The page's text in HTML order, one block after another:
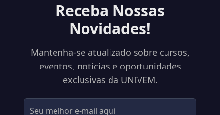
Receba Nossas
Novidades!
Mantenha-se atualizado sobre cursos,
eventos, notícias e oportunidades
exclusivas da UNIVEM.